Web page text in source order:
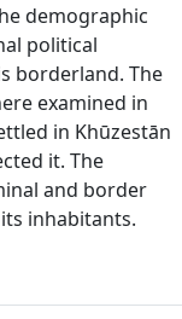
demographic
political
borderland. The
examined in
in Khūzestān
it. The
and border
inhabitants.